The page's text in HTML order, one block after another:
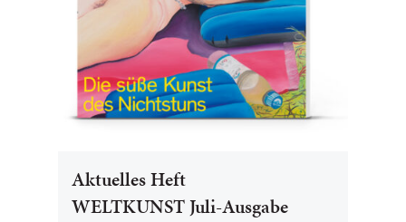
Aktuelles Heft
WELTKUNST Juli-Ausgabe